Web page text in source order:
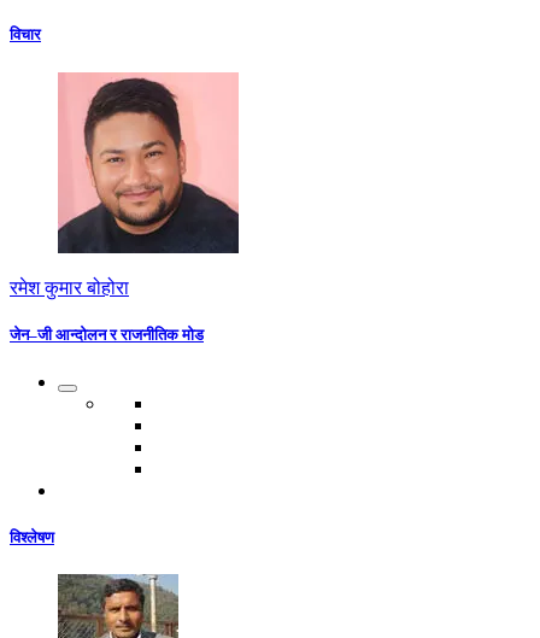
विचार
रमेश कुमार बोहोरा
जेन–जी आन्दोलन र राजनीतिक मोड
विश्लेषण